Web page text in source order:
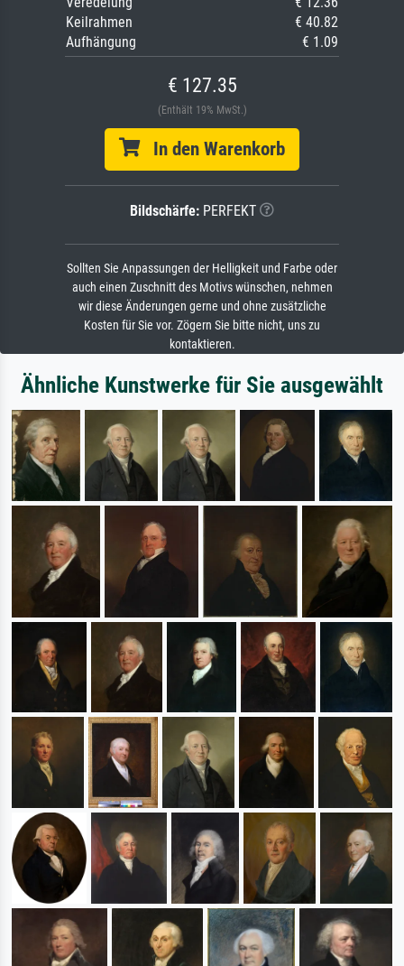
Keilrahmen
€ 40.82
Aufhängung
€ 1.09
€ 127.35
(Enthält 19% MwSt.)
In den Warenkorb
Bildschärfe: PERFEKT
Sollten Sie Anpassungen der Helligkeit und Farbe oder
auch einen Zuschnitt des Motivs wünschen, nehmen
wir diese Änderungen gerne und ohne zusätzliche
Kosten für Sie vor. Zögern Sie bitte nicht, uns zu
kontaktieren.
Ähnliche Kunstwerke für Sie ausgewählt